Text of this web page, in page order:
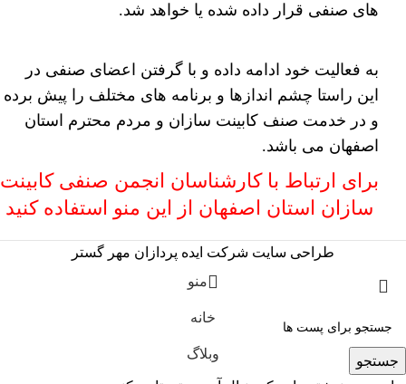
های صنفی قرار داده شده یا خواهد شد.
به فعالیت خود ادامه داده و با گرفتن اعضای صنفی در
این راستا چشم اندازها و برنامه های مختلف را پیش برده
و در خدمت صنف کابینت سازان و مردم محترم استان
اصفهان می باشد.
برای ارتباط با کارشناسان انجمن صنفی کابینت
سازان استان اصفهان از این منو استفاده کنید
طراحی سایت شرکت ایده پردازان مهر گستر
جستجو
منو
خانه
وبلاگ